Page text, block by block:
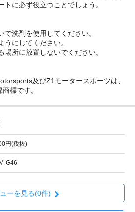
に必ず役立つことでしょう。
で洗剤を使用してください。
うにしてください。
場所に放置しないでください。
及びZ1モータースポーツは、
標です。
円(税抜)
G46
ーを見る(0件)